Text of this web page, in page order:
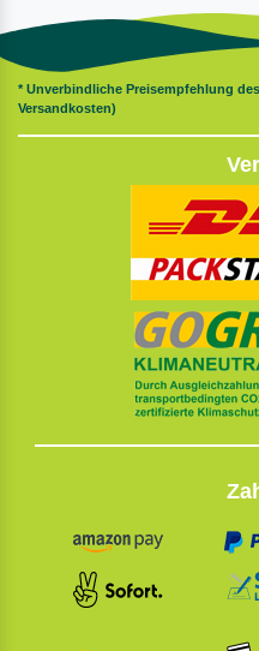
* Unverbindliche Preisempfehlung
Versandkosten)